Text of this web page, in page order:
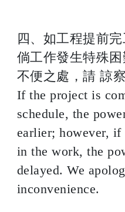
四、如工程提前
倘工作發生特殊困
不便之處，請 諒察
If the project is
schedule, the
earlier; however,
in the work, the
delayed. We
inconvenience.